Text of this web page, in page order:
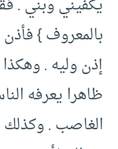
يكفيني وبني .
بالمعروف }
إذن وليه .
ظاهرا يعرفه
الغاصب . وكذلك